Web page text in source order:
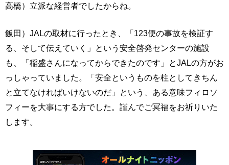
高橋）立派な経営者でしたからね。
飯田）JALの取材に行ったとき、「123便の事故を検証す
る、そして伝えていく」という安全啓発センターの施設
も、「稲盛さんになってからできたのです」とJALの方がお
っしゃっていました。「安全というものを柱としてきちん
と立てなければいけないのだ」という、ある意味フィロソ
フィーを大事にする方でした。謹んでご冥福をお祈りいた
します。